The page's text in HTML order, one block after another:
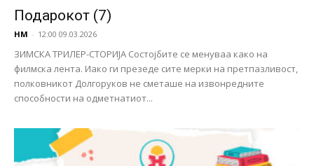
Подарокот (7)
НМ - 12:00 09.03.2026
ЗИМСКА ТРИЛЕР-СТОРИЈА Состојбите се менуваа како на
филмска лента. Иако ги презеде сите мерки на претпазливост,
полковникот Долгоруков не сметаше на извонредните
способности на одметнатиот...